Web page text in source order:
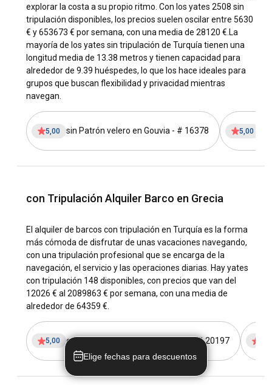
los meses de temporada baja: mayo, junio, septiembre y
octubre, cuando el clima es cálido y las condiciones de
navegación son favorables. Las visitas fuera de temporada
ofrecen menos multitudes, tarifas de alquiler de barcos
más atractivas y la oportunidad de disfrutar de la
impresionante belleza de Grecia en relativa soledad.
¿Cómo es el clima y las condiciones de
navegación en Grecia?
Grecia disfruta de un clima mediterráneo con veranos
calurosos y secos e inviernos suaves y lluviosos. Las
que la navegación sea una experiencia bastante cómoda y
meteorológicos mientras planificas tu viaje de navegación.
¿Cómo explorar la historia y cultura de Grecia?
Alquila un barco en Grecia y disfruta de un viaje cultural
inmersivo. Visita ruinas históricas como el Acrópolis en
Atenas, explora las calles medievales de Rodas o disfruta
refleja en su música, danza y costumbres locales, brindando
una experiencia enriquecedora a lo largo de tus vacaciones
de navegación.
explorar la costa a su propio ritmo. Con los yates 2508 sin
tripulación disponibles, los precios suelen oscilar entre 5630
€ y 653673 € por semana, con una media de 28120 €. La
mayoría de los yates sin tripulación de Turquía tienen una
longitud media de 13.38 metros y tienen capacidad para
alrededor de 9.39 huéspedes, lo que los hace ideales para
grupos que buscan flexibilidad y privacidad mientras
navegan.
5,00 sin Patrón velero en Gouvia - # 16378 5,00
con Tripulación Alquiler Barco en Grecia
El alquiler de barcos con tripulación en Turquía es la forma
más cómoda de disfrutar de unas vacaciones navegando,
con una tripulación profesional que se encarga de la
navegación, el servicio y las operaciones diarias. Hay yates
con tripulación 148 disponibles, con precios que van del
12026 € al 2089863 € por semana, con una media de
alrededor de 64359 €.
5,00 con Tripulación velero en Atenas - # 20197
Elige fechas para descuentos